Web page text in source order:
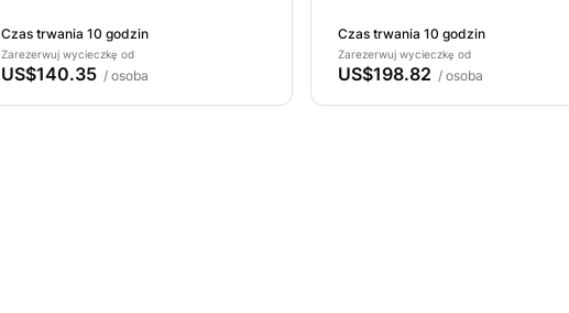
Czas trwania 10 godzin
Zarezerwuj wycieczkę od
US$140.35 / osoba
Czas trwania 10 godzin
Zarezerwuj wycieczkę od
US$198.82 / osoba